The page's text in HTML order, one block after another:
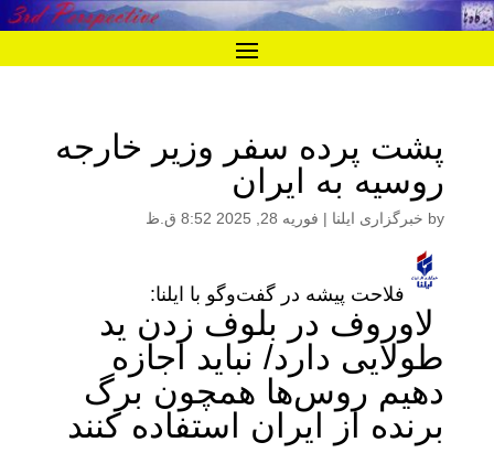
پشت پرده سفر وزیر خارجه
روسیه به ایران
by خبرگزاری ایلنا | فوریه 28, 2025 8:52 ق.ظ
فلاحت پیشه در گفت‌وگو با ایلنا:
لاوروف در بلوف زدن ید
طولایی دارد/ نباید اجازه
دهیم روس‌ها همچون برگ
برنده از ایران استفاده کنند